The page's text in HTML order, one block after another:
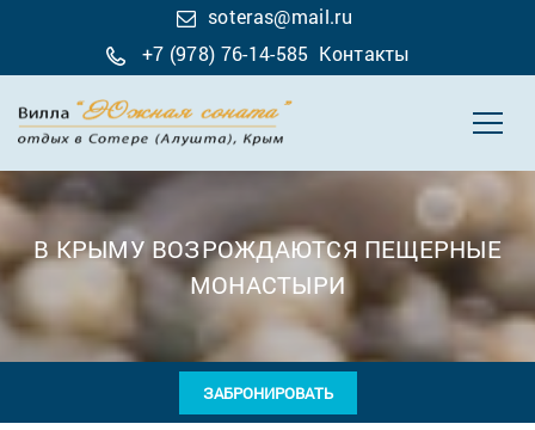
soteras@mail.ru
+7 (978) 76-14-585 Контакты
В КРЫМУ ВОЗРОЖДАЮТСЯ ПЕЩЕРНЫЕ
МОНАСТЫРИ
ЗАБРОНИРОВАТЬ